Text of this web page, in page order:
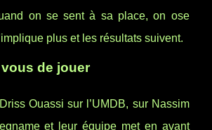
on se sent à sa place, on ose
plus et les résultats suivent.
de jouer
Ouassi sur l’UMDB, sur Nassim
et leur équipe met en avant